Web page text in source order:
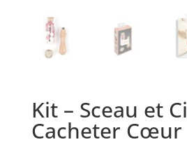
Kit – Sceau et
Cacheter Cœur